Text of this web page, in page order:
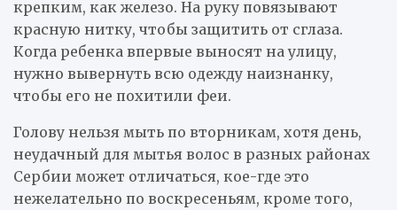
крепким, как железо. На руку повязывают
красную нитку, чтобы защитить от сглаза.
Когда ребенка впервые выносят на улицу,
нужно вывернуть всю одежду наизнанку,
чтобы его не похитили феи.
Голову нельзя мыть по вторникам, хотя день,
неудачный для мытья волос в разных районах
Сербии может отличаться, кое-где это
нежелательно по воскресеньям, кроме того,